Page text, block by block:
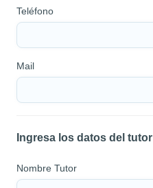
Teléfono
Mail
Ingresa los datos del tutor
Nombre Tutor